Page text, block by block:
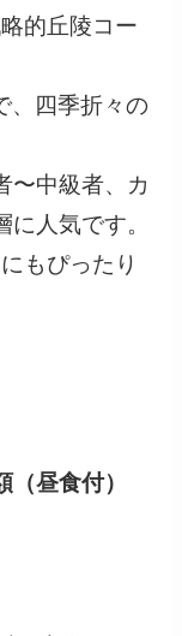
的丘陵コー
、四季折々の
〜中級者、カ
人気です。
もぴったり
昼食付）